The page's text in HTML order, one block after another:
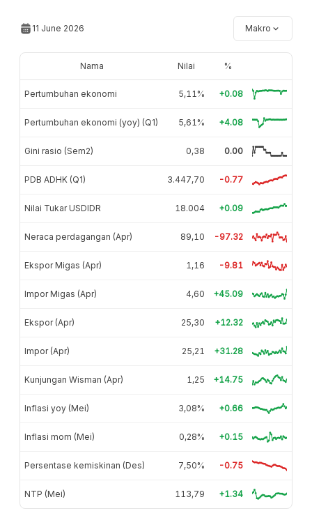
11 June 2026 Makro
Nama Nilai %
Pertumbuhan ekonomi 5,11% +0.08
Pertumbuhan ekonomi (yoy) (Q1) 5,61% +4.08
Gini rasio (Sem2) 0,38 0.00
PDB ADHK (Q1) 3.447,70 -0.77
Nilai Tukar USDIDR 18.004 +0.09
Neraca perdagangan (Apr) 89,10 -97.32
Ekspor Migas (Apr) 1,16 -9.81
Impor Migas (Apr) 4,60 +45.09
Ekspor (Apr) 25,30 +12.32
Impor (Apr) 25,21 +31.28
Kunjungan Wisman (Apr) 1,25 +14.75
Inflasi yoy (Mei) 3,08% +0.66
Inflasi mom (Mei) 0,28% +0.15
Persentase kemiskinan (Des) 7,50% -0.75
NTP (Mei) 113,79 +1.34